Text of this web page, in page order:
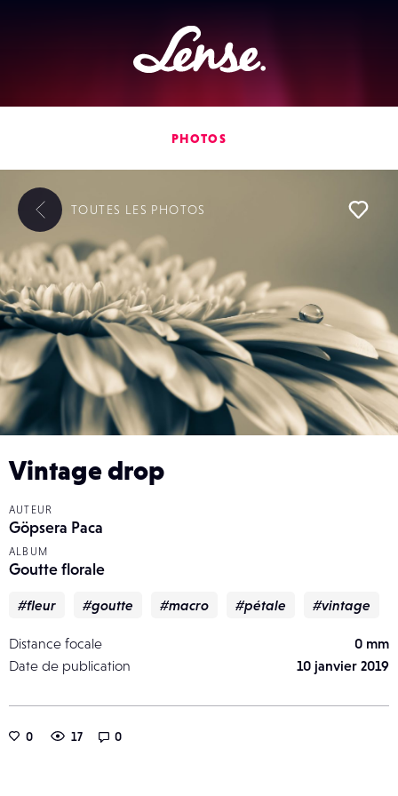
Lense
PHOTOS
Vintage drop
AUTEUR
Göpsera Paca
ALBUM
Goutte florale
#fleur #goutte #macro #pétale #vintage
Distance focale
0 mm
Date de publication
10 janvier 2019
0 17 0
TOUTES LES PHOTOS